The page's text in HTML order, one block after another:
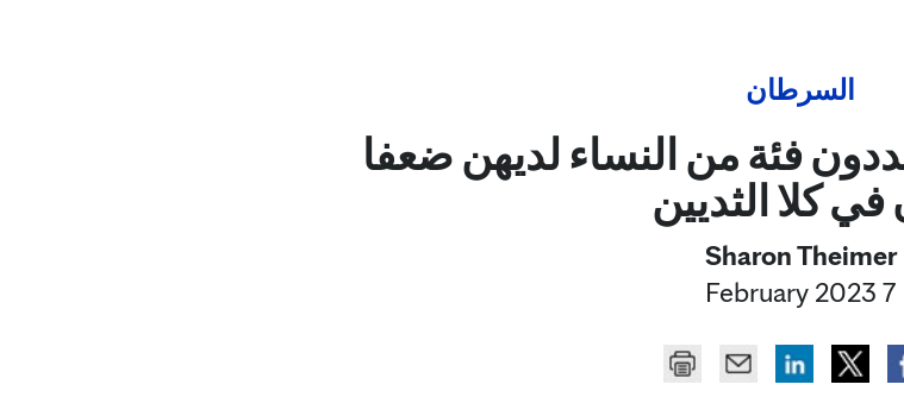
السرطان
فئة من النساء لديهن ضعفا
كلا الثديين
Sharon Theimer
7 February 2023